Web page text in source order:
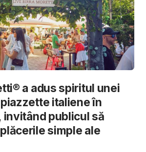
a adus spiritul unei
italiene în
invitând publicul să
simple ale